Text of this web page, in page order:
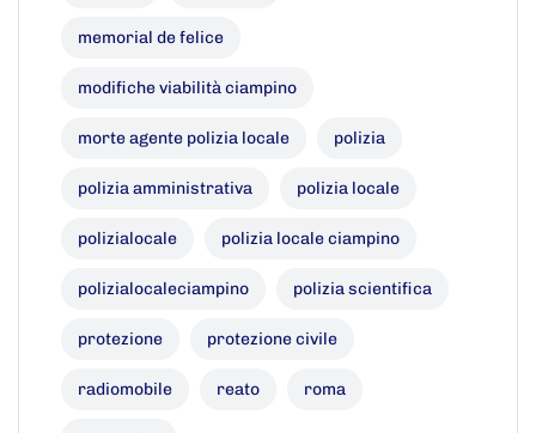
memorial de felice
modifiche viabilità ciampino
morte agente polizia locale polizia
polizia amministrativa polizia locale
polizialocale polizia locale ciampino
polizialocaleciampino polizia scientifica
protezione protezione civile
radiomobile reato roma